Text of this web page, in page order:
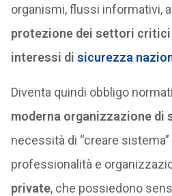
organismi, flussi informativi,
protezione dei settori
interessi di sicurezza
Diventa quindi obbligo
moderna organizzazione di
necessità di “creare
professionalità e
private, che possiedono